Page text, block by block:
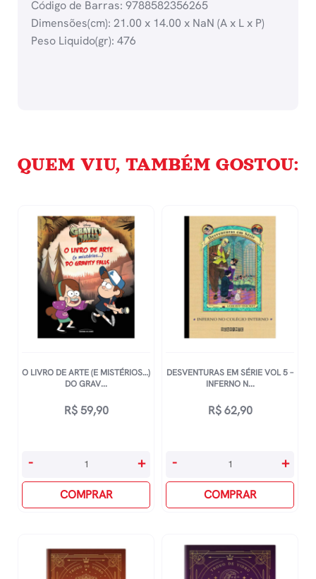
Código de Barras: 9788582356265
Dimensões(cm): 21.00 x 14.00 x NaN (A x L x P)
Peso Liquido(gr): 476
QUEM VIU, TAMBÉM GOSTOU:
O LIVRO DE ARTE (E MISTÉRIOS…)
DO GRAV...
R$59,90
O
Arte
Mistérios...)
- +
COMPRAR
DESVENTURAS EM SÉRIE VOL 5 –
INFERNO N...
R$62,90
Desventuras
Vol
Inferno
- +
COMPRAR